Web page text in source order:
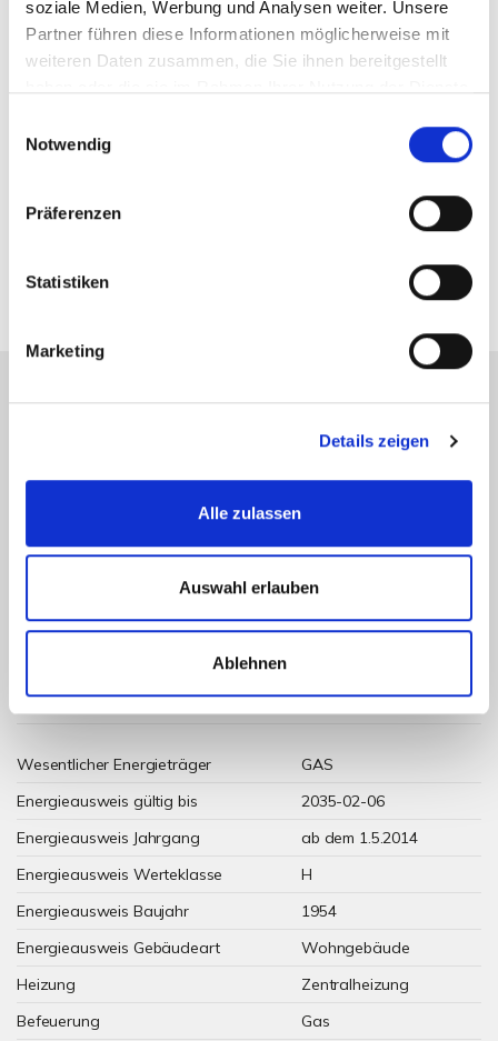
soziale Medien, Werbung und Analysen weiter. Unsere
Partner führen diese Informationen möglicherweise mit
weiteren Daten zusammen, die Sie ihnen bereitgestellt
Notwendig
Präferenzen
Statistiken
Marketing
Details zeigen
Alle zulassen
Auswahl erlauben
Ablehnen
Frau Sarah Zickler
Telefax: 00497121164444
Energieausweis (Verbrauchsausweis)
Energieverbrauchskennwert
Weitere Informationen
Wesentlicher Energieträger
GAS
Energieausweis gültig bis
2035-02-06
Energieausweis Jahrgang
ab dem 1.5.2014
Energieausweis Werteklasse
H
Energieausweis Baujahr
1954
Energieausweis Gebäudeart
Wohngebäude
Heizung
Zentralheizung
Befeuerung
Gas